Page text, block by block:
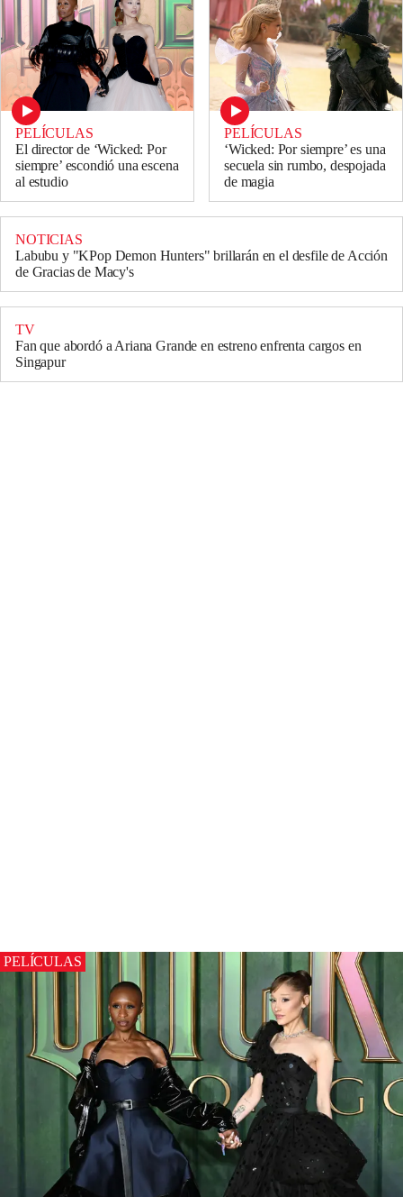
PELÍCULAS
El director de ‘Wicked: Por
siempre’ escondió una escena
al estudio
PELÍCULAS
‘Wicked: Por siempre’ es una
secuela sin rumbo, despojada
de magia
NOTICIAS
Labubu y "KPop Demon Hunters" brillarán en el desfile de Acción
de Gracias de Macy's
TV
Fan que abordó a Ariana Grande en estreno enfrenta cargos en
Singapur
PELÍCULAS